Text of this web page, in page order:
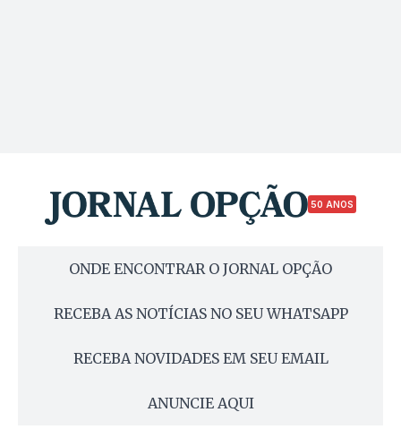
50 ANOS
ONDE ENCONTRAR O JORNAL OPÇÃO
RECEBA AS NOTÍCIAS NO SEU WHATSAPP
RECEBA NOVIDADES EM SEU EMAIL
ANUNCIE AQUI